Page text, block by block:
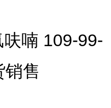
喃 109-99-
销售